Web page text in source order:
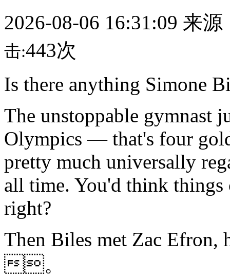
2026-08-06 16:31:09 来源
击:443次
Is there anything Simone
The unstoppable gymnast
Olympics — that's four
pretty much universally
all time. You'd think things
right?
Then Biles met Zac
。